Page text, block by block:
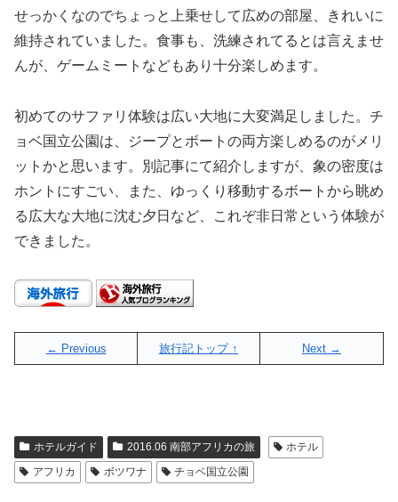
せっかくなのでちょっと上乗せして広めの部屋、きれいに
維持されていました。食事も、洗練されてるとは言えませ
んが、ゲームミートなどもあり十分楽しめます。
初めてのサファリ体験は広い大地に大変満足しました。チ
ョベ国立公園は、ジープとボートの両方楽しめるのがメリ
ットかと思います。別記事にて紹介しますが、象の密度は
ホントにすごい、また、ゆっくり移動するボートから眺め
る広大な大地に沈む夕日など、これぞ非日常という体験が
できました。
← Previous 旅行記トップ ↑ Next →
ホテルガイド 2016.06 南部アフリカの旅
ホテル
アフリカ
ボツワナ チョベ国立公園